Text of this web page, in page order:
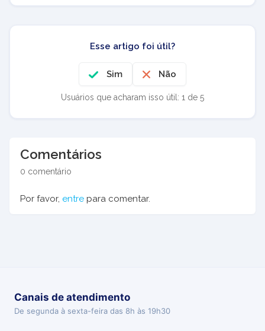
Esse artigo foi útil?
Sim Não
Usuários que acharam isso útil: 1 de 5
Comentários
0 comentário
Por favor, entre para comentar.
Canais de atendimento
De segunda à sexta-feira das 8h às 19h30